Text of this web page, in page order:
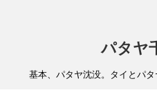
パタヤ
基本、パタヤ沈没。タイとパタ